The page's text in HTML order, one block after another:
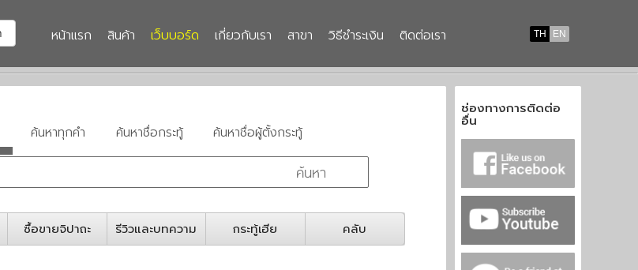
TH EN
หน้าแรก สินค้า เว็บบอร์ด เกี่ยวกับเรา สาขา วิธีชำระเงิน ติดต่อเรา
ค้นหาทุกคำ ค้นหาชื่อกระทู้ ค้นหาชื่อผู้ตั้งกระทู้
ซื้อขายจิปาถะ รีวิวและบทความ กระทู้เฮีย คลับ
ช่องทางการติดต่อ
อื่น